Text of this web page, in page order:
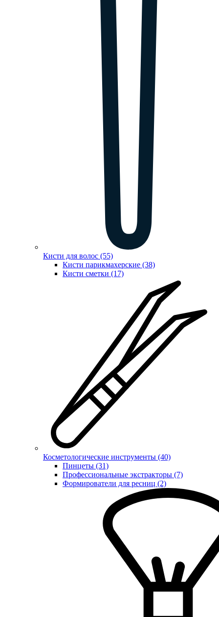
Кисти для волос (55)
Кисти парикмахерские (38)
Кисти сметки (17)
Косметологические инструменты (40)
Пинцеты (31)
Профессиональные экстракторы (7)
Формирователи для ресниц (2)